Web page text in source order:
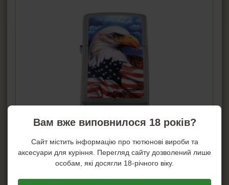
Цена:724грн.
Сообщить о поступлении!
Артикул: iv-24764
Вам вже виповнилося 18 років?
Сайт містить інформацію про тютюнові вироби та
аксесуари для куріння. Перегляд сайту дозволений лише
особам, які досягли 18-річного віку.